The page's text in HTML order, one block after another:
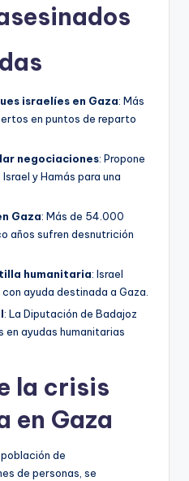
israelíes en Gaza: Más
en puntos de reparto
negociaciones: Propone
y Hamás para una
Gaza: Más de 54.000
años sufren desnutrición
humanitaria: Israel
ayuda destinada a Gaza.
: La Diputación de Badajoz
en ayudas humanitarias
la crisis
en Gaza
de
de personas, se